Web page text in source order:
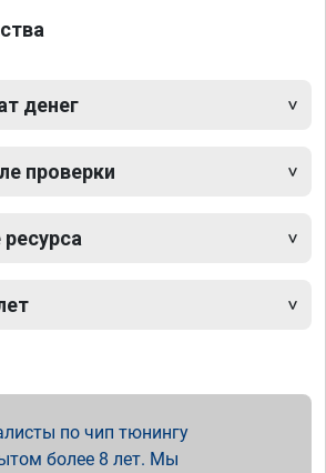
денег
проверки
по чип тюнингу
более 8 лет. Мы